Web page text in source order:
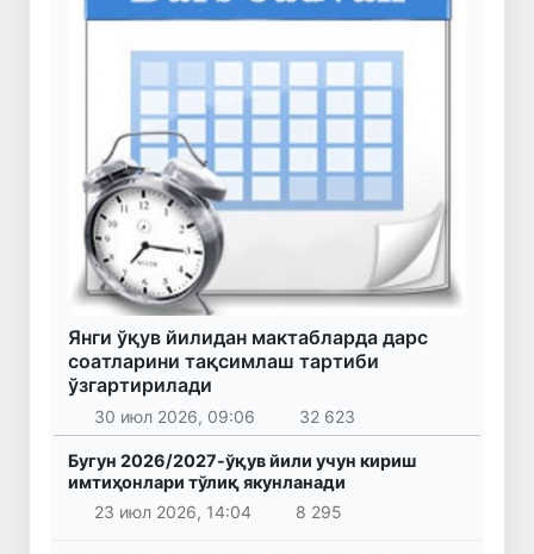
Янги ўқув йилидан мактабларда дарс
соатларини тақсимлаш тартиби
ўзгартирилади
30 июл 2026, 09:06 32 623
Бугун 2026/2027-ўқув йили учун кириш
имтиҳонлари тўлиқ якунланади
23 июл 2026, 14:04
8 295